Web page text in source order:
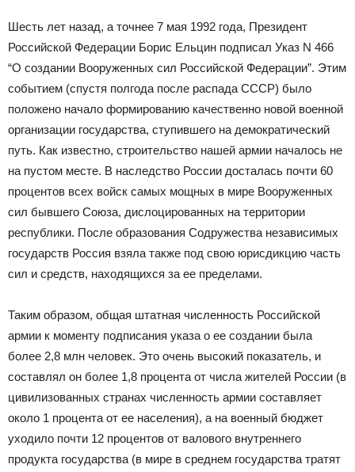
Шесть лет назад, а точнее 7 мая 1992 года, Президент
Российской Федерации Борис Ельцин подписал Указ N 466
“О создании Вооруженных сил Российской Федерации”. Этим
событием (спустя полгода после распада СССР) было
положено начало формированию качественно новой военной
организации государства, ступившего на демократический
путь. Как известно, строительство нашей армии началось не
на пустом месте. В наследство России досталась почти 60
процентов всех войск самых мощных в мире Вооруженных
сил бывшего Союза, дислоцированных на территории
республики. После образования Содружества независимых
государств Россия взяла также под свою юрисдикцию часть
сил и средств, находящихся за ее пределами.
Таким образом, общая штатная численность Российской
армии к моменту подписания указа о ее создании была
более 2,8 млн человек. Это очень высокий показатель, и
составлял он более 1,8 процента от числа жителей России (в
цивилизованных странах численность армии составляет
около 1 процента от ее населения), а на военный бюджет
уходило почти 12 процентов от валового внутреннего
продукта государства (в мире в среднем государства тратят